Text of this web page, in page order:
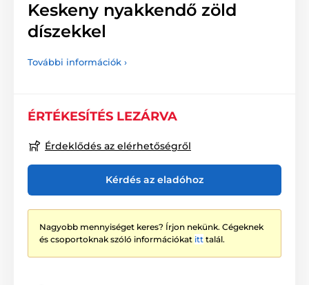
Keskeny nyakkendő zöld
díszekkel
További információk ›
ÉRTÉKESÍTÉS LEZÁRVA
Érdeklődés az elérhetőségről
Kérdés az eladóhoz
Nagyobb mennyiséget keres? Írjon nekünk. Cégeknek
és csoportoknak szóló információkat itt talál.